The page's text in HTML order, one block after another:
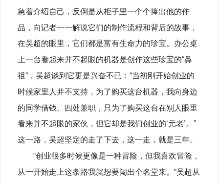
急着介绍自己，反倒是从柜子里一个个捧出他的作
品，向记者一一解说它们的制作流程和背后的故事，
在吴超的眼里，它们都是富有生命力的珍宝。办公桌
上一台看起来并不起眼的机器是创作这些珍宝的“鼻
祖”，吴超谈到它更是兴奋不已：“当初刚开始创业的
时候家里人并不支持，为了购买这台机器，我向身边
的同学借钱、四处兼职，只为了购买这台在别人眼里
看来并不起眼的家伙，但它却是我们创业的‘元老’。”
这一路，吴超坚定的走了下去，这一走，就是三年。
“创业很多时候更像是一种冒险，但我喜欢冒险，
从一开始走上这条路我就想要闯出个名堂来。”吴超从